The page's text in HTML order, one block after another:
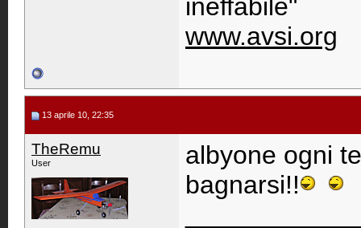
ineffabile"
www.avsi.org
13 aprile 10, 22:35
TheRemu
User
albyone ogni
bagnarsi!!